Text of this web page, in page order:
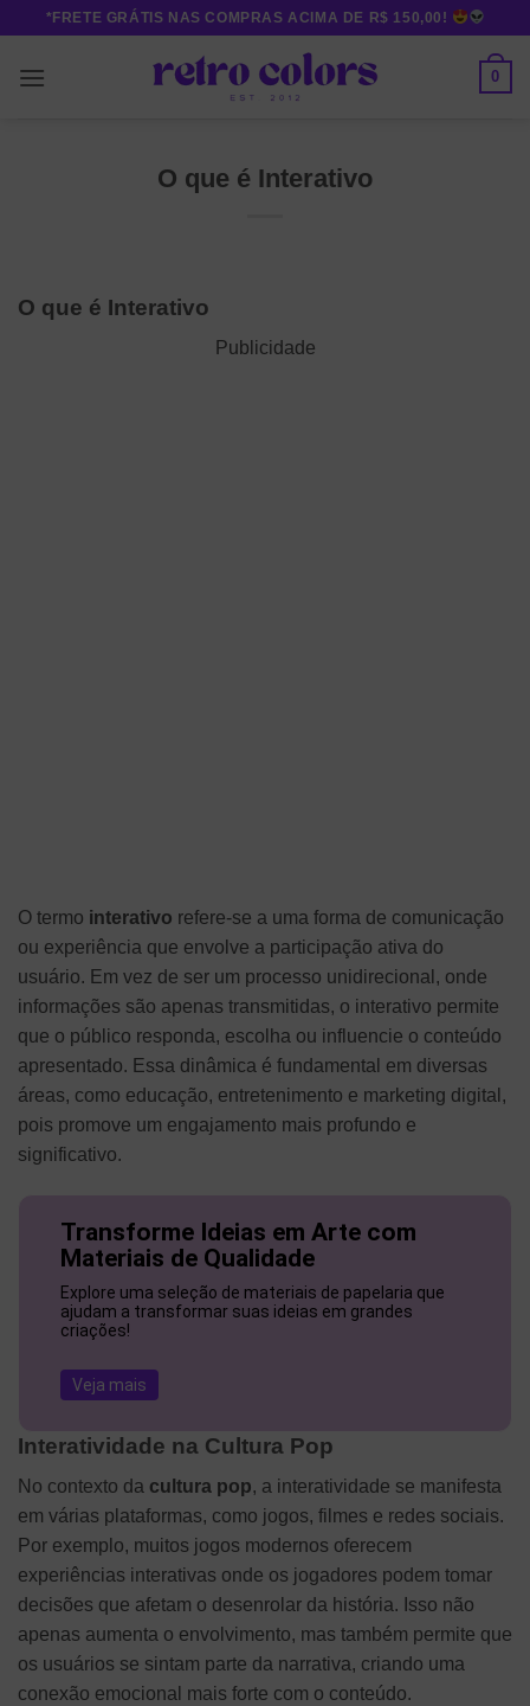
content
*FRETE GRÁTIS NAS COMPRAS ACIMA DE R$ 150,00!
0
O que é Interativo
O que é Interativo
Publicidade
O termo interativo refere-se a uma forma de comunicação
ou experiência que envolve a participação ativa do
usuário. Em vez de ser um processo unidirecional, onde
informações são apenas transmitidas, o interativo permite
que o público responda, escolha ou influencie o conteúdo
apresentado. Essa dinâmica é fundamental em diversas
áreas, como educação, entretenimento e marketing digital,
pois promove um engajamento mais profundo e
significativo.
Transforme Ideias em Arte com
Materiais de Qualidade
Explore uma seleção de materiais de papelaria que
ajudam a transformar suas ideias em grandes
criações!
Veja mais
Interatividade na Cultura Pop
No contexto da cultura pop, a interatividade se manifesta
em várias plataformas, como jogos, filmes e redes sociais.
Por exemplo, muitos jogos modernos oferecem
experiências interativas onde os jogadores podem tomar
decisões que afetam o desenrolar da história. Isso não
apenas aumenta o envolvimento, mas também permite que
os usuários se sintam parte da narrativa, criando uma
conexão emocional mais forte com o conteúdo.